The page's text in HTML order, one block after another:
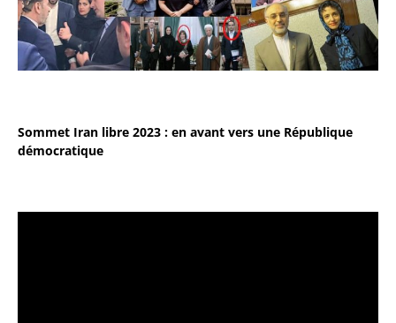
Sommet Iran libre 2023 : en avant vers une République
démocratique